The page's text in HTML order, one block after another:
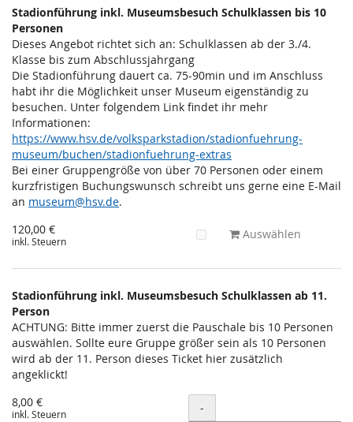
Stadionführung inkl. Museumsbesuch Schulklassen bis 10
Personen
Dieses Angebot richtet sich an: Schulklassen ab der 3./4.
Klasse bis zum Abschlussjahrgang
Die Stadionführung dauert ca. 75-90min und im Anschluss
habt ihr die Möglichkeit unser Museum eigenständig zu
besuchen. Unter folgendem Link findet ihr mehr
Informationen:
https://www.hsv.de/volksparkstadion/stadionfuehrung-
museum/buchen/stadionfuehrung-extras
Bei einer Gruppengröße von über 70 Personen oder einem
kurzfristigen Buchungswunsch schreibt uns gerne eine E-Mail
an museum@hsv.de.
120,00 €
inkl. Steuern Auswählen
Stadionführung inkl. Museumsbesuch Schulklassen ab 11.
Person
ACHTUNG: Bitte immer zuerst die Pauschale bis 10 Personen
auswählen. Sollte eure Gruppe größer sein als 10 Personen
wird ab der 11. Person dieses Ticket hier zusätzlich
angeklickt!
8,00 €
inkl. Steuern Menge
-